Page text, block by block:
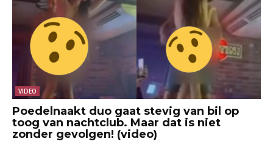
VIDEO
Poedelnaakt duo gaat stevig van bil op
toog van nachtclub. Maar dat is niet
zonder gevolgen! (video)